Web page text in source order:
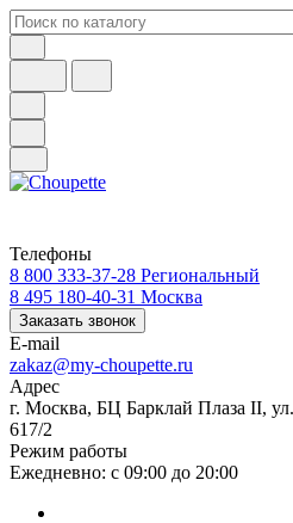
Телефоны
8 800 333-37-28 Региональный
8 495 180-40-31 Москва
Заказать звонок
E-mail
zakaz@my-choupette.ru
Адрес
г. Москва, БЦ Барклай Плаза II,
617/2
Режим работы
Ежедневно: с 09:00 до 20:00